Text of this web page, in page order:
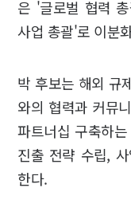
은 '글로벌 협력
사업 총괄'로 이분
박 후보는 해외 규
와의 협력과 커뮤
파트너십 구축하
진출 전략 수립,
한다.